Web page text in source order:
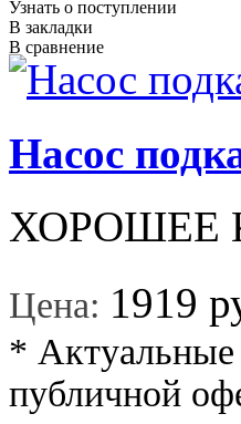
Узнать о поступлении
В закладки
В сравнение
Насос
ХОРОШЕЕ
Цена: 1919
* Актуальные
публичной